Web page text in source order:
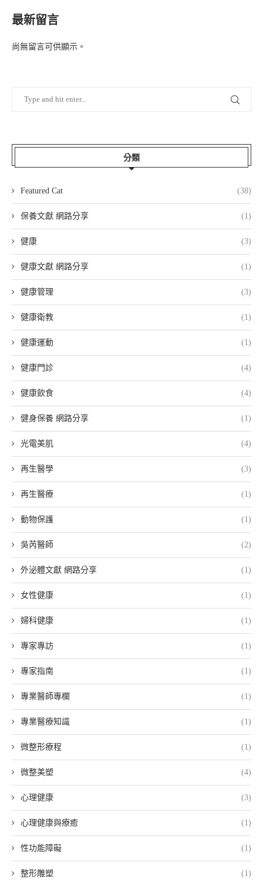
最新留言
尚無留言可供顯示。
分類
Featured Cat (38)
保養文獻 網路分享 (1)
健康 (3)
健康文獻 網路分享 (1)
健康管理 (3)
健康衛教 (1)
健康運動 (1)
健康門診 (4)
健康飲食 (4)
健身保養 網路分享 (1)
光電美肌 (4)
再生醫學 (3)
再生醫療 (1)
動物保護 (1)
吳芮醫師 (2)
外泌體文獻 網路分享 (1)
女性健康 (1)
婦科健康 (1)
專家專訪 (1)
專家指南 (1)
專業醫師專欄 (1)
專業醫療知識 (1)
微整形療程 (1)
微整美塑 (4)
心理健康 (3)
心理健康與療癒 (1)
性功能障礙 (1)
整形雕塑 (1)